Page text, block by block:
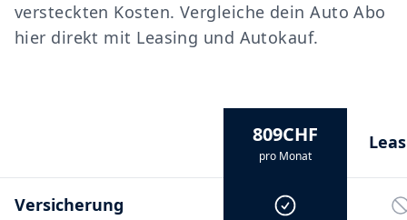
versteckten Kosten. Vergleiche dein Auto Abo
hier direkt mit Leasing und Autokauf.
809CHF
pro Monat
Versicherung